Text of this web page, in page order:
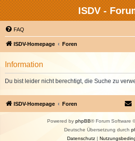
ISDV -
FAQ
ISDV-Homepage Foren
Information
Du bist leider nicht berechtigt, die Suche zu
ISDV-Homepage Foren
Powered by phpBB® Forum Software
Deutsche Übersetzung durch
Datenschutz|